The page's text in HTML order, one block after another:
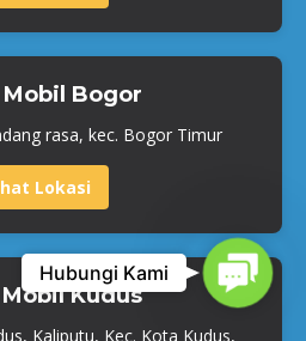
Mobil Bogor
rasa, kec. Bogor Timur
Lokasi
Kudus
Kaliputu, Kec. Kota Kudus,
Hubungi Kami